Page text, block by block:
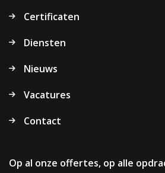
Certificaten
Diensten
Nieuws
Vacatures
Contact
Op al onze offertes, op alle